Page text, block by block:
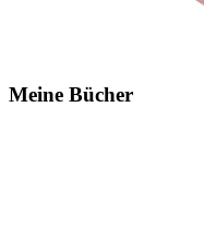
Meine Bücher